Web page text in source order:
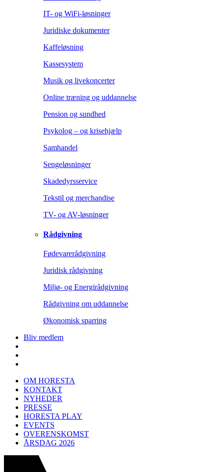
IT- og WiFi-løsninger
Juridiske dokumenter
Kaffeløsning
Kassesystem
Musik og livekoncerter
Online træning og uddannelse
Pension og sundhed
Psykolog – og krisehjælp
Samhandel
Sengeløsninger
Skadedyrsservice
Tekstil og merchandise
TV- og AV-løsninger
Rådgivning
Fødevarerådgivning
Juridisk rådgivning
Miljø- og Energirådgivning
Rådgivning om uddannelse
Økonomisk sparring
Bliv medlem
OM HORESTA
KONTAKT
NYHEDER
PRESSE
HORESTA PLAY
EVENTS
OVERENSKOMST
ÅRSDAG 2026